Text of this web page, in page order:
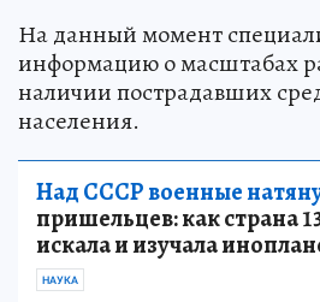
На данный момент
информацию о масштабах
наличии пострадавших
населения.
Над СССР военные
пришельцев: как страна
искала и изучала
НАУКА